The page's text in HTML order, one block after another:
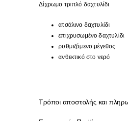
Δίχρωμο τριπλό δαχτυλίδι
ατσάλινο δαχτυλίδι
επιχρυσωμένο δαχτυλίδι
ρυθμιζόμενο μέγεθος
ανθεκτικό στο νερό
Τρόποι αποστολής και